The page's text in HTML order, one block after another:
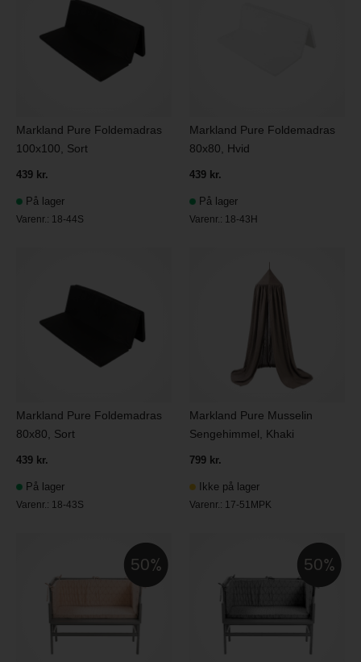
Markland Pure Foldemadras
100x100, Sort
439 kr.
På lager
Varenr.: 18-44S
Markland Pure Foldemadras
80x80, Hvid
439 kr.
På lager
Varenr.: 18-43H
Markland Pure Foldemadras
80x80, Sort
439 kr.
På lager
Varenr.: 18-43S
Markland Pure Musselin
Sengehimmel, Khaki
799 kr.
Ikke på lager
Varenr.: 17-51MPK
50 50